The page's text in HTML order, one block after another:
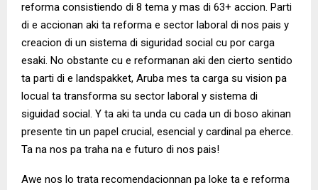
reforma consistiendo di 8 tema y mas di 63+ accion. Parti
di e accionan aki ta reforma e sector laboral di nos pais y
creacion di un sistema di siguridad social cu por carga
esaki. No obstante cu e reformanan aki den cierto sentido
ta parti di e landspakket, Aruba mes ta carga su vision pa
locual ta transforma su sector laboral y sistema di
siguidad social. Y ta aki ta unda cu cada un di boso akinan
presente tin un papel crucial, esencial y cardinal pa eherce.
Ta na nos pa traha na e futuro di nos pais!
Awe nos lo trata recomendacionnan pa loke ta e reforma